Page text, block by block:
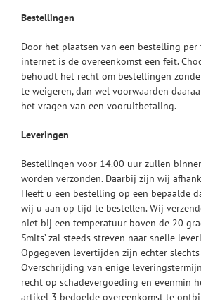
Bestellingen
Door het plaatsen van een bestelling per
internet is de overeenkomst een feit.
behoudt het recht om bestellingen
te weigeren, dan wel voorwaarden
het vragen van een vooruitbetaling.
Leveringen
Bestellingen voor 14.00 uur zullen
worden verzonden. Daarbij zijn wij
Heeft u een bestelling op een bepaalde
wij u aan op tijd te bestellen. Wij
niet bij een temperatuur boven de 20
Smits’ zal steeds streven naar snelle
Opgegeven levertijden zijn echter
Overschrijding van enige
recht op schadevergoeding en evenmin
artikel 3 bedoelde overeenkomst te